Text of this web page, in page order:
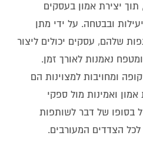
תוך יצירת אמון בעסקים
ובבטחה. על ידי מתן
שלהם, עסקים יכולים ליצור
נאמנות לאורך זמן.
ומחויבות למצוינות הם
ואמינות מול ספקי
בסופו של דבר לשותפות
הצדדים המעורבים.